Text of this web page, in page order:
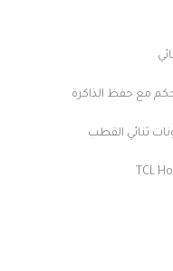
ثنائي القطب